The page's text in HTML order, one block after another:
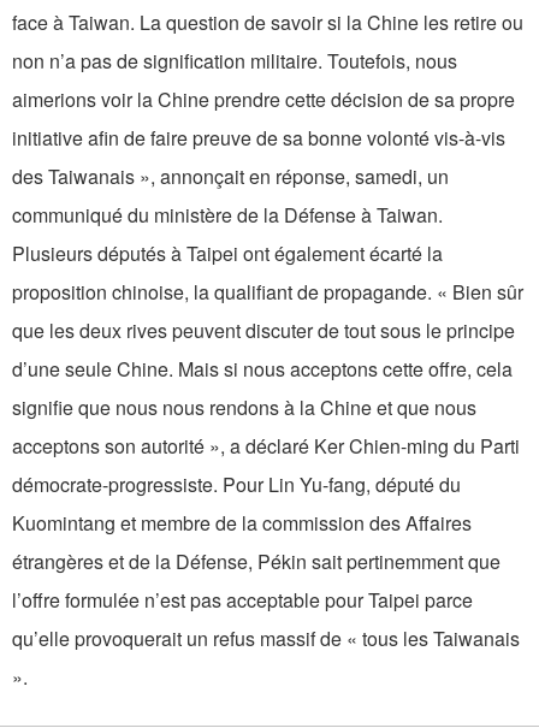
face à Taiwan. La question de savoir si la Chine les retire ou
non n’a pas de signification militaire. Toutefois, nous
aimerions voir la Chine prendre cette décision de sa propre
initiative afin de faire preuve de sa bonne volonté vis-à-vis
des Taiwanais », annonçait en réponse, samedi, un
communiqué du ministère de la Défense à Taiwan.
Plusieurs députés à Taipei ont également écarté la
proposition chinoise, la qualifiant de propagande. « Bien sûr
que les deux rives peuvent discuter de tout sous le principe
d’une seule Chine. Mais si nous acceptons cette offre, cela
signifie que nous nous rendons à la Chine et que nous
acceptons son autorité », a déclaré Ker Chien-ming du Parti
démocrate-progressiste. Pour Lin Yu-fang, député du
Kuomintang et membre de la commission des Affaires
étrangères et de la Défense, Pékin sait pertinemment que
l’offre formulée n’est pas acceptable pour Taipei parce
qu’elle provoquerait un refus massif de « tous les Taiwanais
».